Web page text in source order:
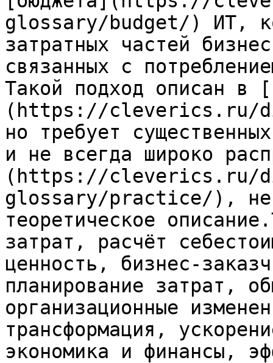
glossary/budget/) ИТ,
затратных частей
связанных с
Такой подход описан в
(https://
но требует
и не всегда широко
(https://cleverics.ru/
glossary/practice/),
теоретическое
затрат, расчёт
ценность, бизнес-
планирование затрат,
организационные
трансформация,
экономика и финансы,